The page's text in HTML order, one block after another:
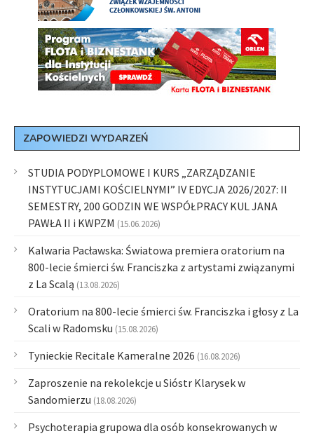
ZAPOWIEDZI WYDARZEŃ
STUDIA PODYPLOMOWE I KURS „ZARZĄDZANIE
INSTYTUCJAMI KOŚCIELNYMI” IV EDYCJA 2026/2027: II
SEMESTRY, 200 GODZIN WE WSPÓŁPRACY KUL JANA
PAWŁA II i KWPZM (15.06.2026)
Kalwaria Pacławska: Światowa premiera oratorium na
800-lecie śmierci św. Franciszka z artystami związanymi
z La Scalą (13.08.2026)
Oratorium na 800-lecie śmierci św. Franciszka i głosy z La
Scali w Radomsku (15.08.2026)
Tynieckie Recitale Kameralne 2026 (16.08.2026)
Zaproszenie na rekolekcje u Sióstr Klarysek w
Sandomierzu (18.08.2026)
Psychoterapia grupowa dla osób konsekrowanych w